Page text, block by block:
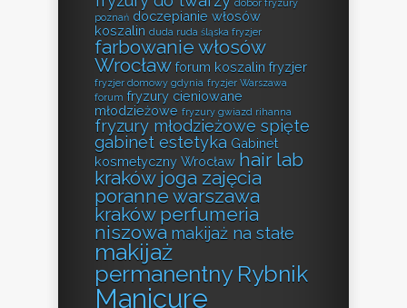
dobór fryzury
poznań doczepianie włosów
koszalin duda ruda śląska fryzjer
farbowanie włosów
Wrocław forum koszalin fryzjer
fryzjer domowy gdynia fryzjer Warszawa
forum fryzury cieniowane
młodzieżowe fryzury gwiazd rihanna
fryzury młodzieżowe spięte
gabinet estetyka Gabinet
kosmetyczny Wrocław hair lab
kraków joga zajęcia
poranne warszawa
kraków perfumeria
niszowa makijaż na stałe
makijaż
permanentny Rybnik
Manicure